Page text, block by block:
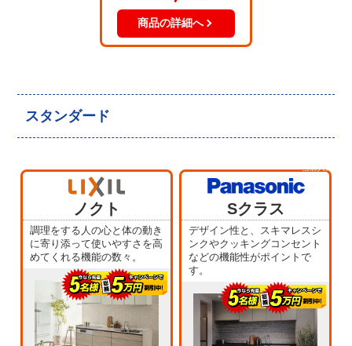
商品の詳細へ
スタンダード
ノクト
調理をする人の心と体の動き
に寄り添って使いやすさを高
めてくれる機能の数々。
Sクラス
デザイン性と、スキマレスシ
ンクやクッキングコンセント
などの機能性がポイントで
す。